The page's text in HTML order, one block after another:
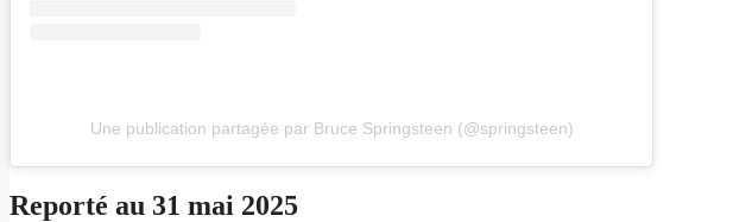
Une publication partagée par Bruce Springsteen (@springsteen)
Reporté au 31 mai 2025